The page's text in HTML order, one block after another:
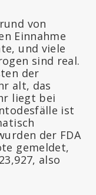
von
Einnahme
und viele
sind real.
der
alt, das
liegt bei
ist
der FDA
gemeldet,
also